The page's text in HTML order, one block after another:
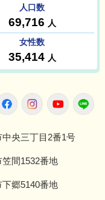
所FacebookInstagram
央三丁目2番1号
間1532番地
郷5140番地